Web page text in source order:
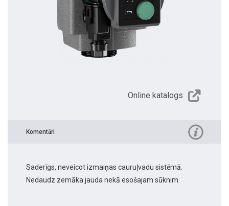
Online katalogs
Komentāri
Saderīgs, neveicot izmaiņas cauruļvadu sistēmā.
Nedaudz zemāka jauda nekā esošajam sūknim.